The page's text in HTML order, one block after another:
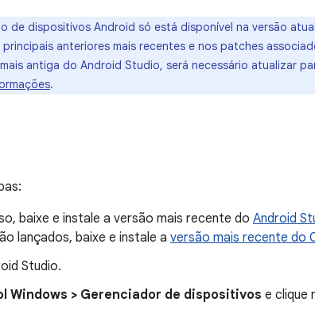
de dispositivos Android só está disponível na versão
anteriores mais recentes e nos patches
antiga do Android Studio, será necessário atualizar
.
baixe e instale a versão mais recente do Android
lançados, baixe e instale a versão mais recente do
Studio.
Windows > Gerenciador de dispositivos e clique